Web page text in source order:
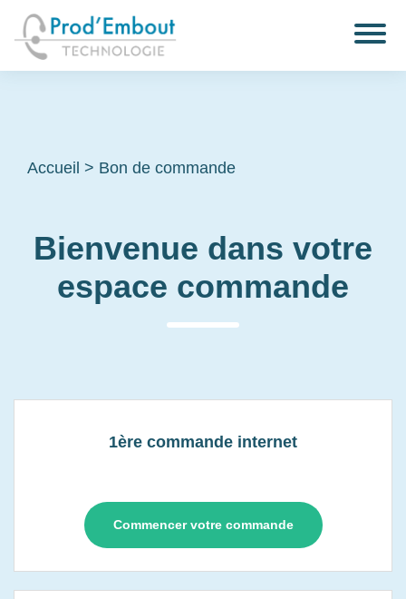
Accueil > Bon de commande
Bienvenue dans votre
espace commande
1ère commande internet
Commencer votre commande